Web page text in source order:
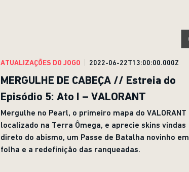
ATUALIZAÇÕES DO JOGO 2022-06-22T13:00:00.000Z
MERGULHE DE CABEÇA // Estreia do
Episódio 5: Ato I – VALORANT
Mergulhe no Pearl, o primeiro mapa do VALORANT
localizado na Terra Ômega, e aprecie skins vindas
direto do abismo, um Passe de Batalha novinho em
folha e a redefinição das ranqueadas.